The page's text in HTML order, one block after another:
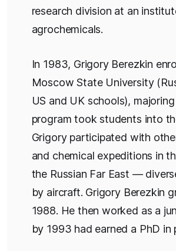
research division at an
agrochemicals.
In 1983, Grigory Berezkin
Moscow State University
US and UK schools),
program took students into
Grigory participated with
and chemical expeditions in
the Russian Far East —
by aircraft. Grigory Berezkin
1988. He then worked as a
by 1993 had earned a PhD in